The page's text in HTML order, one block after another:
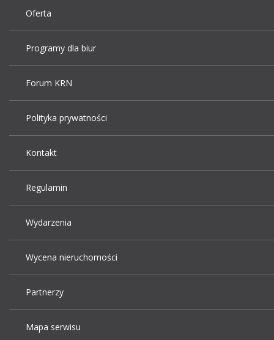
Oferta
Programy dla biur
Forum KRN
Polityka prywatności
Kontakt
Regulamin
Wydarzenia
Wycena nieruchomości
Partnerzy
Mapa serwisu